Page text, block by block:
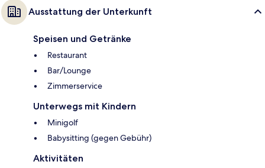
Ausstattung der Unterkunft
Speisen und Getränke
Restaurant
Bar/Lounge
Zimmerservice
Unterwegs mit Kindern
Minigolf
Babysitting (gegen Gebühr)
Aktivitäten